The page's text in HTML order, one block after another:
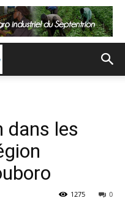
dans les
0
1275